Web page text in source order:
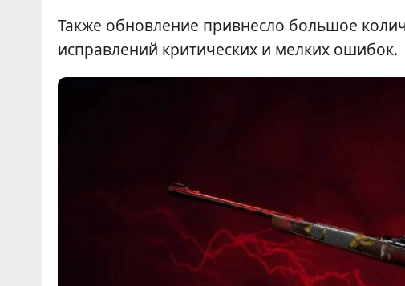
Также обновление привнесло большое
исправлений критических и мелких ошибок.